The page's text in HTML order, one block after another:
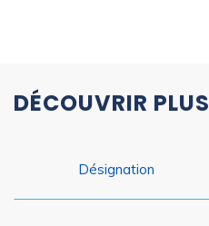
DÉCOUVRIR PLUS
Désignation